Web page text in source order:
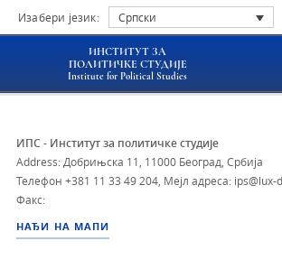
Изабери језик: Српски
ИНСТИТУТ ЗА
ПОЛИТИЧКЕ СТУДИЈЕ
Institute for Political Studies
ИПС - Институт за политичке студије
Address: Добрињска 11, 11000 Београд, Србија
Телефон +381 11 33 49 204 Мејл адреса: ips@lux-
Факс:
НАЂИ НА МАПИ